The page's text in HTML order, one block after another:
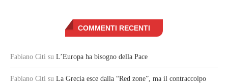
COMMENTI RECENTI
Fabiano Citi su L’Europa ha bisogno della Pace
Fabiano Citi su La Grecia esce dalla “Red zone”, ma il contraccolpo